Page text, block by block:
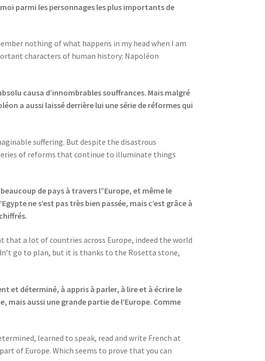
parmi les personnages les plus importants de
nothing of what happens in my head when I am
characters of human history: Napoléon
causa d’innombrables souffrances. Mais malgré
a aussi laissé derrière lui une série de réformes qui
suffering. But despite the disastrous
of reforms that continue to illuminate things
de pays à travers l”Europe, et même le
ne s’est pas très bien passée, mais c’est grâce à
that a lot of countries across Europe, indeed the world
go to plan, but it is thanks to the Rosetta stone,
et déterminé, à appris à parler, à lire et à écrire le
aussi une grande partie de l’Europe. Comme
learned to speak, read and write French at
of Europe. Which seems to prove that you can